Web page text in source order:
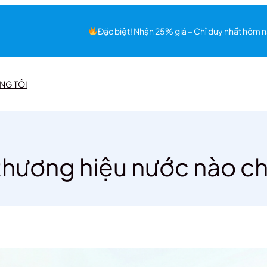
Đặc biệt! Nhận 25% giá – Chỉ duy nhất hôm
TÔI
hiệu nước nào